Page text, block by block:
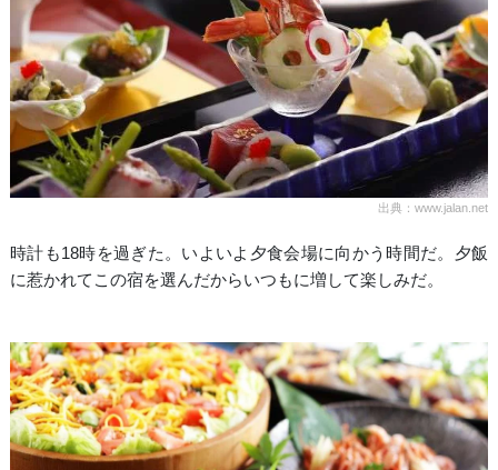
出典：www.jalan.net
時計も18時を過ぎた。いよいよ夕食会場に向かう時間だ。夕飯
に惹かれてこの宿を選んだからいつもに増して楽しみだ。